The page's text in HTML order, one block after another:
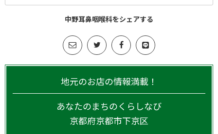
中野耳鼻咽喉科をシェアする
地元のお店の情報満載！
あなたのまちのくらしなび
京都府京都市下京区